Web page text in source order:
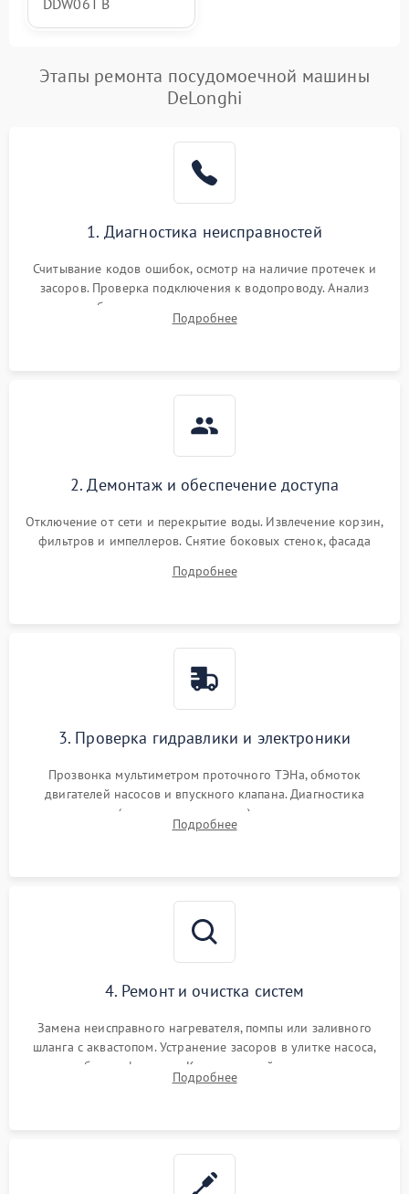
DDW06T B
Этапы ремонта посудомоечной машины
DeLonghi
1. Диагностика неисправностей
Считывание кодов ошибок, осмотр на наличие протечек и
засоров. Проверка подключения к водопроводу. Анализ
жалоб на отсутствие слива, нагрева, вращения
разбрызгивателей или срабатывание системы защиты
Подробнее
2. Демонтаж и обеспечение доступа
Отключение от сети и перекрытие воды. Извлечение корзин,
фильтров и импеллеров. Снятие боковых стенок, фасада
циркуляционному насосу, ТЭНу и сливной помпе.
Подробнее
3. Проверка гидравлики и электроники
Прозвонка мультиметром проточного ТЭНа, обмоток
двигателей насосов и впускного клапана. Диагностика
прессостата (датчика уровня воды), датчика мутности,
концевика дверцы и электронного модуля управления.
Подробнее
4. Ремонт и очистка систем
Замена неисправного нагревателя, помпы или заливного
шланга с аквастопом. Устранение засоров в улитке насоса,
патрубках и фильтрах. Компонентный ремонт платы
управления, восстановление поврежденной проводки.
Подробнее